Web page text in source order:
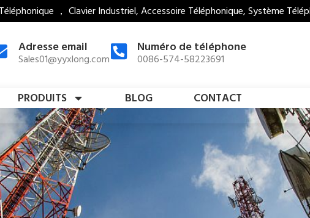
， Clavier Industriel, Accessoire Téléphonique, Système
Adresse email
Sales01@yyxlong.com
Numéro de téléphone
0086-574-58223691
PRODUITS BLOG CONTACT